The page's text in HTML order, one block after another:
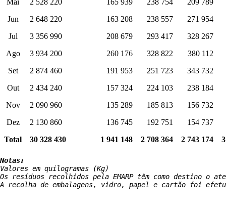
Mai 2 528 220 165 939 238 754
209 789
Jun
2 648 220 163 208 238 557
271 954
Jul
3 356 990 208 679 293 417
328 267
Ago
3 934 200 260 176 328 822
380 112
Set
2 874 460 191 953 251 723
343 732
Out
2 434 240 157 324 224 103
238 184
Nov
2 090 960 135 289 185 813
156 732
Dez
2 130 860 136 745 192 751
154 737
Total
30 328 430 1 941 148 2 708 364 2 743 174
Notas:
Valores em quilogramas (Kg)
Os resíduos recolhidos pela EMARP têm como destino
A recolha de embalagens, vidro, papel e cartão foi